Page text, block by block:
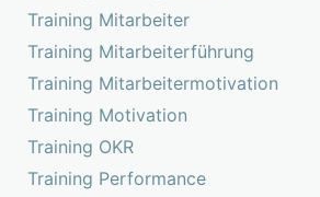
Training Mitarbeiter
Training Mitarbeiterführung
Training Mitarbeitermotivation
Training Motivation
Training OKR
Training Performance